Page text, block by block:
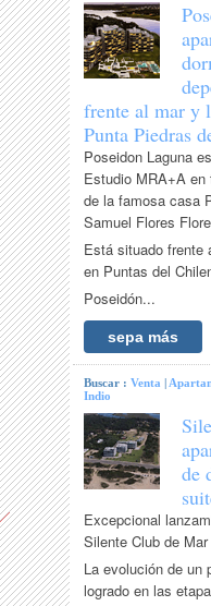
frente al mar y
Punta Piedras
Poseidon Laguna
Estudio MRA+A
de la famosa casa
Samuel Flores
Está situado frente
en Puntas del
Poseidón...
sepa más
Buscar :Venta |
Indio
de
Excepcional
Silente Club de
La evolución de un
logrado en las